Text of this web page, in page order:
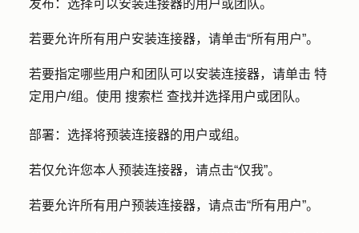
发布 ：选择可以安装连接器的用户或团队。
若要允许所有用户安装连接器，请单击“所有用户”。
若要指定哪些用户和团队可以安装连接器，请单击 特
定用户/组。使用 搜索栏 查找并选择用户或团队。
部署：选择将预装连接器的用户或组。
若仅允许您本人预装连接器，请点击“仅我”。
若要允许所有用户预装连接器，请点击“所有用户”。